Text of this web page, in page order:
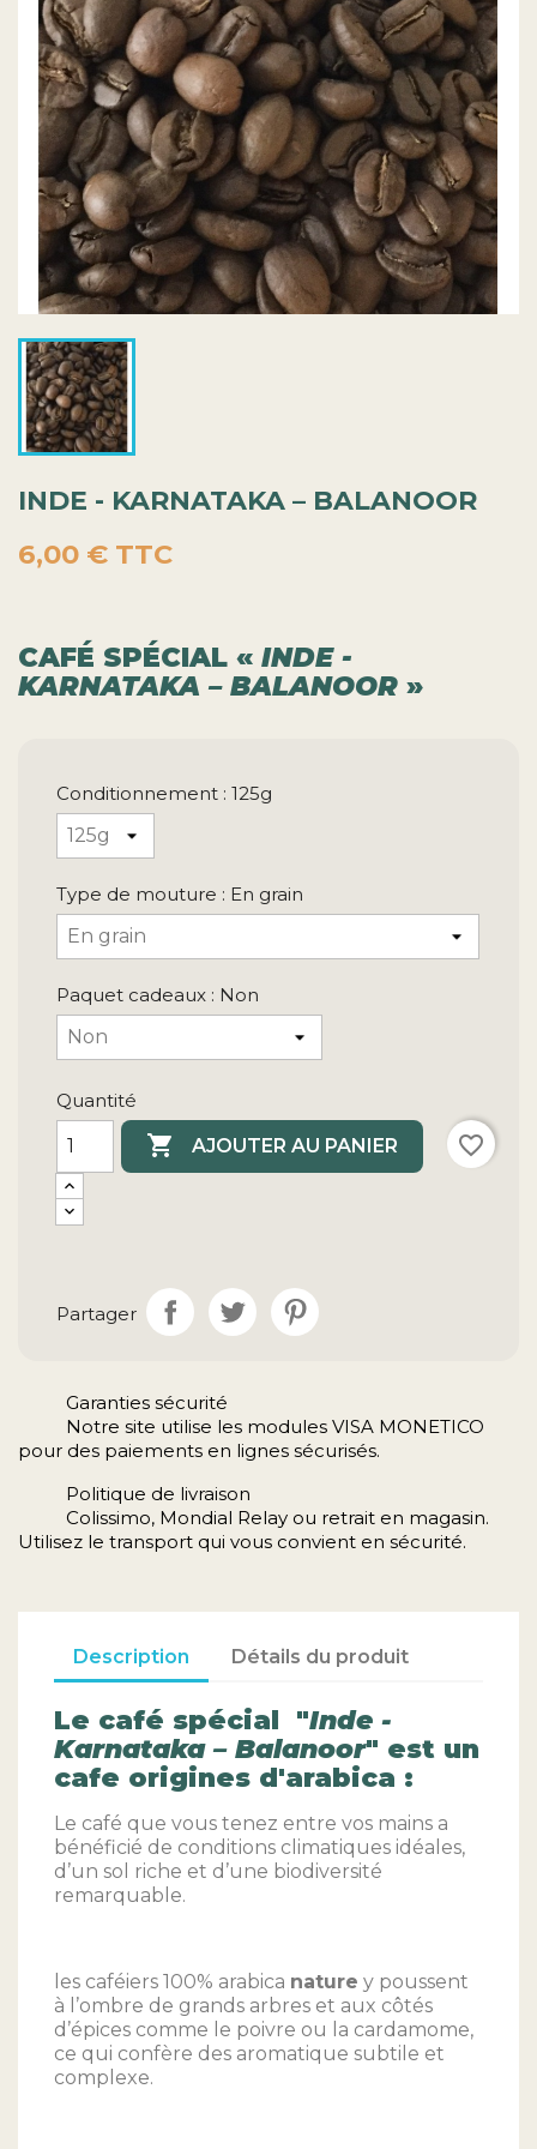
INDE - KARNATAKA – BALANOOR
6,00 € TTC
CAFÉ SPÉCIAL « INDE -
KARNATAKA – BALANOOR »
Conditionnement : 125g
Type de mouture : En grain
Paquet cadeaux : Non
Quantité
 AJOUTER AU PANIER favorite_border
Partager
Garanties sécurité
Notre site utilise les modules VISA MONETICO
pour des paiements en lignes sécurisés.
Politique de livraison
Colissimo, Mondial Relay ou retrait en magasin.
Utilisez le transport qui vous convient en sécurité.
Description Détails du produit
Le café spécial "Inde -
Karnataka – Balanoor" est un
cafe origines d'arabica :
Le café que vous tenez entre vos mains a
bénéficié de conditions climatiques idéales,
d’un sol riche et d’une biodiversité
remarquable.
les caféiers 100% arabica nature y poussent
à l’ombre de grands arbres et aux côtés
d’épices comme le poivre ou la cardamome,
ce qui confère des aromatique subtile et
complexe.